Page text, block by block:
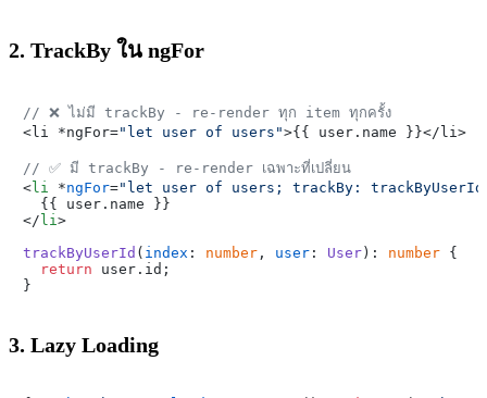
2. TrackBy ใน ngFor
// ❌ ไม่มี trackBy - re-render ทุก item ทุกครั้ง
<li *ngFor="let user of users">{{ user. name }}</li>
// ✅ มี trackBy - re-render เฉพาะที่เปลี่ยน
<li *ngFor="let user of users; trackBy:
</ li>
trackByUserId ( index : number , user : User ): number {
return user. id ;
3. Lazy Loading